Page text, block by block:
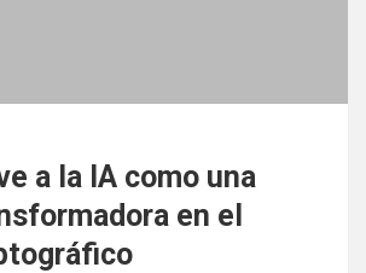
a la IA como una
en el